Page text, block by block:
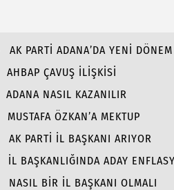
AK PARTİ ADANA’DA YENİ DÖNEM
AHBAP ÇAVUŞ İLİŞKİSİ
ADANA NASIL KAZANILIR
MUSTAFA ÖZKAN’A MEKTUP
AK PARTİ İL BAŞKANI ARIYOR
İL BAŞKANLIĞINDA ADAY
NASIL BİR İL BAŞKANI OLMALI